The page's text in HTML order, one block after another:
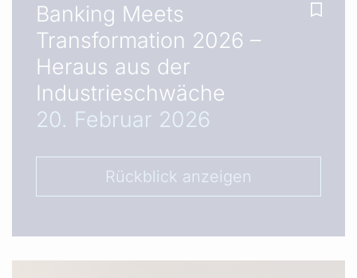
Banking Meets
Transformation 2026 –
Heraus aus der
Industrieschwäche
20. Februar 2026
Rückblick anzeigen